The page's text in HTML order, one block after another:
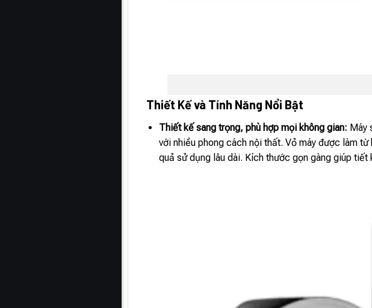
Thiết Kế và Tính Năng Nổi Bật
Thiết kế sang trọng, phù hợp mọi không gian: Máy
với nhiều phong cách nội thất. Vỏ máy được làm
quả sử dụng lâu dài. Kích thước gọn gàng giúp